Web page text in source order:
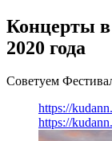
Концерты
2020 года
Советуем
https://
https://